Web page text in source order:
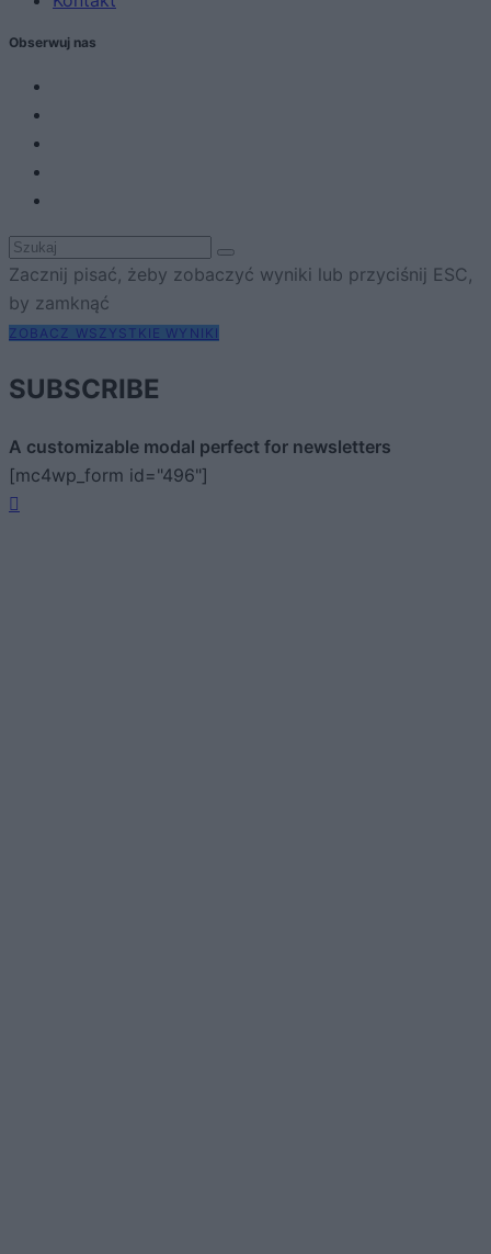
Obserwuj nas
Zacznij pisać, żeby zobaczyć wyniki lub przyciśnij ESC,
by zamknąć
ZOBACZ WSZYSTKIE WYNIKI
SUBSCRIBE
A customizable modal perfect for newsletters
[mc4wp_form id="496"]